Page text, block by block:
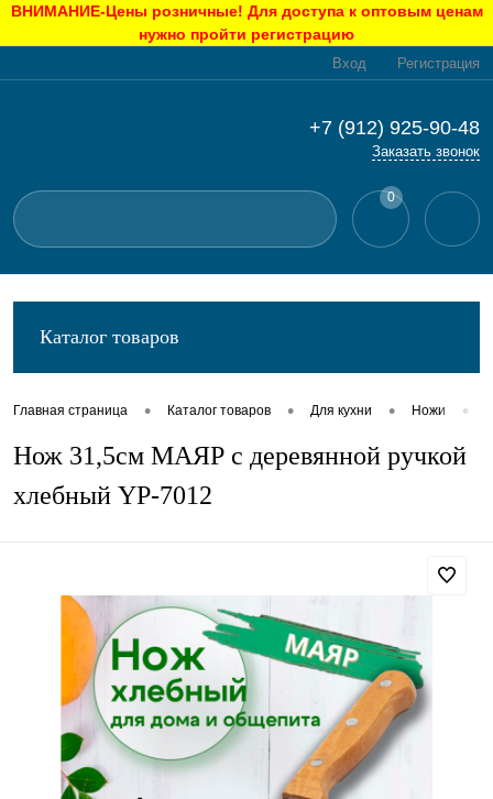
ВНИМАНИЕ-Цены розничные! Для доступа к оптовым ценам
нужно пройти регистрацию
Вход Регистрация
+7 (912) 925-90-48
Заказать звонок
0
Каталог товаров
Главная страница • Каталог товаров • Для кухни • Ножи •
Нож 31,5см МАЯР с деревянной ручкой
хлебный YP-7012